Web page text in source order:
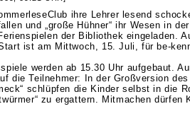
ihre Lehrer lesend
und „große Hühner“ ihr Wesen in
der Bibliothek eingeladen.
ist am Mittwoch, 15. Juli, für be-
werden ab 15.30 Uhr aufgebaut.
die Teilnehmer: In der Großversion
schlüpfen die Kinder selbst in die
zu ergattern. Mitmachen dürfen